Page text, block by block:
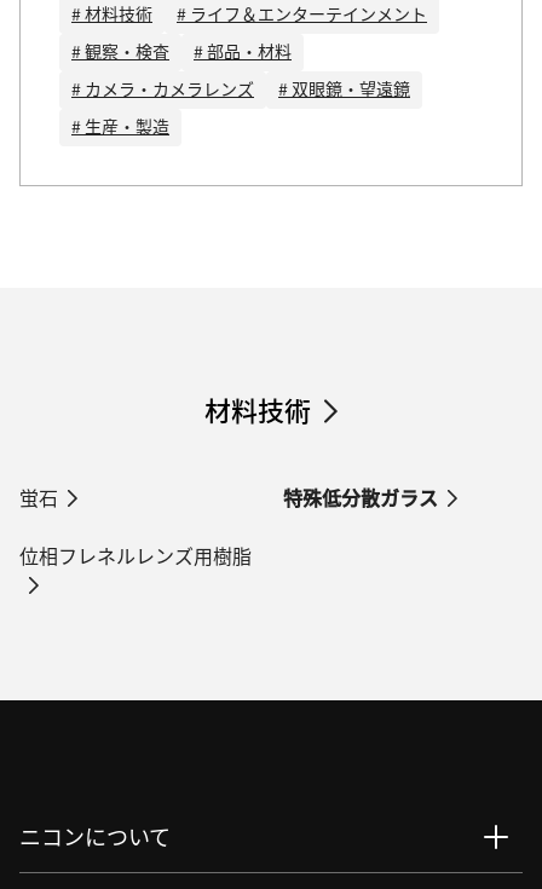
# 材料技術
# ライフ＆エンターテインメント
# 観察・検査
# 部品・材料
# カメラ・カメラレンズ
# 双眼鏡・望遠鏡
# 生産・製造
材料技術
蛍石
特殊低分散ガラス
位相フレネルレンズ用樹脂
ニコンについて